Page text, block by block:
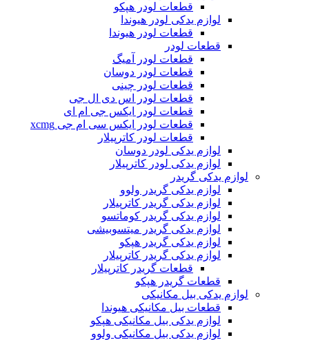
قطعات لودر هپکو
لوازم یدکی لودر هیوندا
قطعات لودر هیوندا
قطعات لودر
قطعات لودر آمیگ
قطعات لودر دوسان
قطعات لودر چینی
قطعات لودر اس دی ال جی
قطعات لودر ایکس جی ام ای
قطعات لودر ایکس سی ام جی xcmg
قطعات لودر کاترپیلار
لوازم یدکی لودر دوسان
لوازم یدکی لودر کاترپیلار
لوازم یدکی گریدر
لوازم یدکی گریدر ولوو
لوازم یدکی گریدر کاترپیلار
لوازم یدکی گریدر کوماتسو
لوازم یدکی گریدر میتسوبیشی
لوازم یدکی گریدر هپکو
لوازم یدکی گریدر کاترپیلار
قطعات گریدر کاترپیلار
قطعات گریدر هپکو
لوازم یدکی بیل مکانیکی
قطعات بیل مکانیکی هیوندا
لوازم یدکی بیل مکانیکی هپکو
لوازم یدکی بیل مکانیکی ولوو